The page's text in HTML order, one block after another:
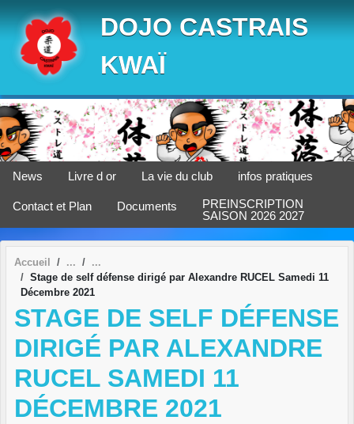
DOJO CASTRAIS
KWAÏ
News Livre d or La vie du club infos pratiques
Contact et Plan Documents
PREINSCRIPTION
SAISON 2026 2027
Accueil
Stage de self défense dirigé par Alexandre RUCEL Samedi 11
Décembre 2021
STAGE DE SELF DÉFENSE
DIRIGÉ PAR ALEXANDRE
RUCEL SAMEDI 11
DÉCEMBRE 2021
Panneau de gestion des cookies